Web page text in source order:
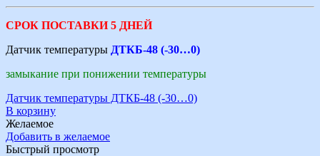
СРОК ПОСТАВКИ 5 ДНЕЙ
Датчик температуры ДТКБ-48 (-30…0)
замыкание при понижении температуры
Датчик температуры ДТКБ-48 (-30…0)
В корзину
Желаемое
Добавить в желаемое
Быстрый просмотр